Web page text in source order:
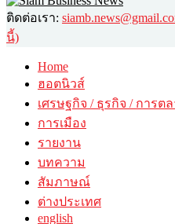
ติดต่อเรา:
นี้)
Home
ฮอตนิวส์
เศรษฐกิจ / ธุรกิจ / การต
การเมือง
รายงาน
บทความ
สัมภาษณ์
ต่างประเทศ
english